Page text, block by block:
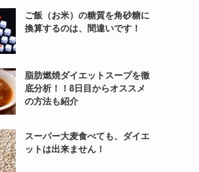
ご飯（お米）の糖質を角砂糖に
換算するのは、間違いです！
脂肪燃焼ダイエットスープを徹
底分析！！8日目からオススメ
の方法も紹介
スーパー大麦食べても、ダイエ
ットは出来ません！